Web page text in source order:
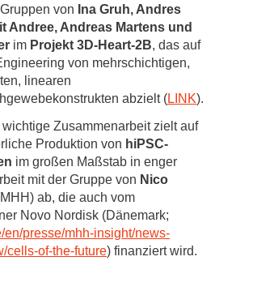
von Ina Gruh, Andres
Andree, Andreas Martens und
im Projekt 3D-Heart-2B, das auf
von mehrschichtigen,
linearen
abzielt (LINK).
Zusammenarbeit zielt auf
Produktion von hiPSC-
im großen Maßstab in enger
mit der Gruppe von Nico
ab, die auch vom
Novo Nordisk (Dänemark;
en/presse/mhh-insight/news-
cells-of-the-future) finanziert wird.